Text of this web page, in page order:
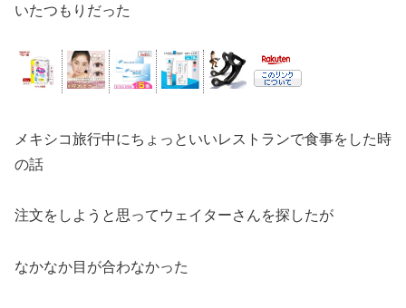
いたつもりだった
メキシコ旅行中にちょっといいレストランで食事をした時
の話
注文をしようと思ってウェイターさんを探したが
なかなか目が合わなかった